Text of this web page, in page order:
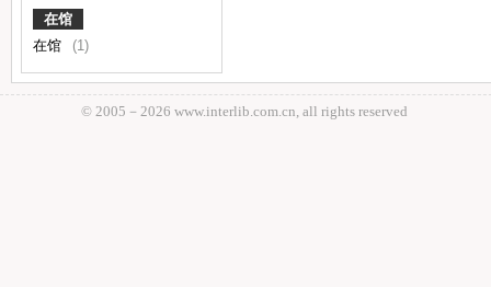
在馆
在馆
(1)
© 2005－ 2026 www.interlib.com.cn, all rights reserved